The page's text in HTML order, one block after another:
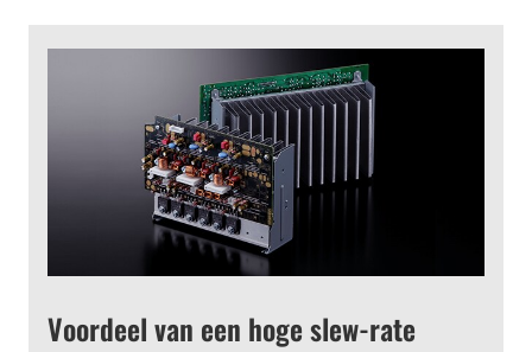
Voordeel van een hoge slew-rate